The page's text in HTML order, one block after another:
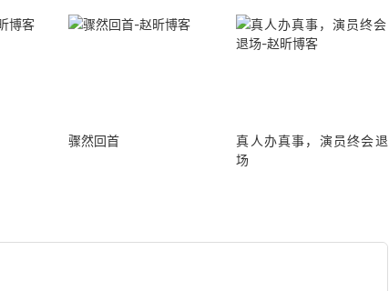
骤然回首
真人办真事，演员终会退
场